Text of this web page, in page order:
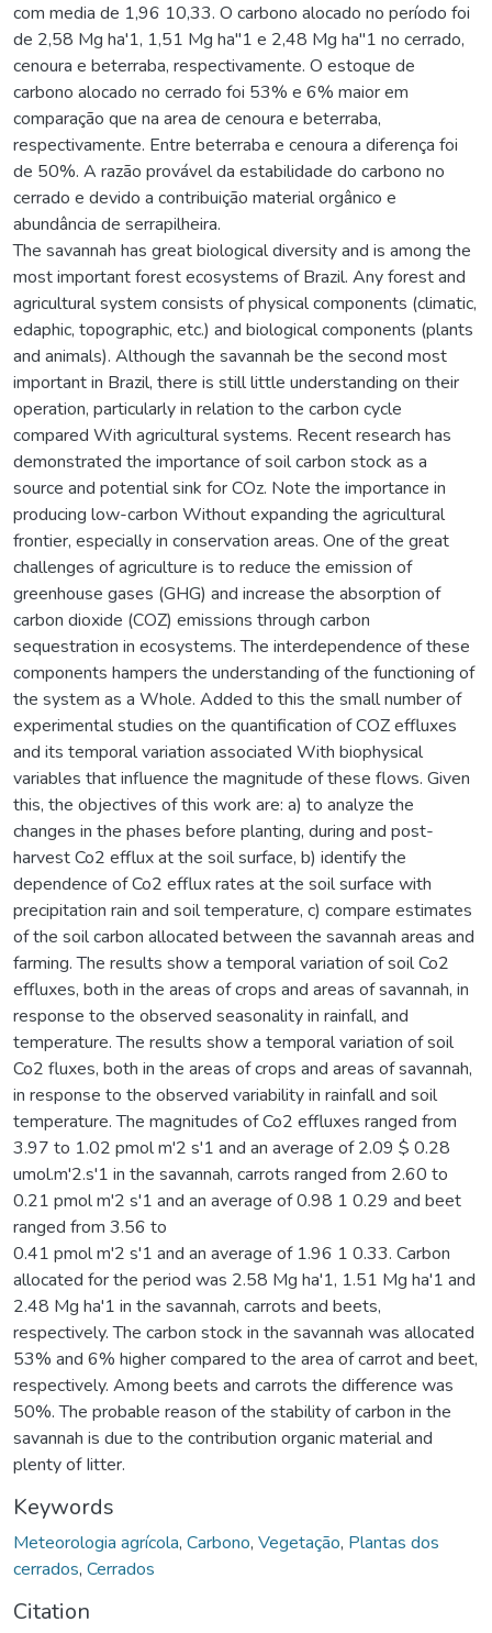
com media de 1,96 10,33. O carbono alocado no período foi
de 2,58 Mg ha'1, 1,51 Mg ha"1 e 2,48 Mg ha"1 no cerrado,
cenoura e beterraba, respectivamente. O estoque de
carbono alocado no cerrado foi 53% e 6% maior em
comparação que na area de cenoura e beterraba,
respectivamente. Entre beterraba e cenoura a diferença foi
de 50%. A razão provável da estabilidade do carbono no
cerrado e devido a contribuição material orgânico e
abundância de serrapilheira.
The savannah has great biological diversity and is among the
most important forest ecosystems of Brazil. Any forest and
agricultural system consists of physical components (climatic,
edaphic, topographic, etc.) and biological components (plants
and animals). Although the savannah be the second most
important in Brazil, there is still little understanding on their
operation, particularly in relation to the carbon cycle
compared With agricultural systems. Recent research has
demonstrated the importance of soil carbon stock as a
source and potential sink for COz. Note the importance in
producing low-carbon Without expanding the agricultural
frontier, especially in conservation areas. One of the great
challenges of agriculture is to reduce the emission of
greenhouse gases (GHG) and increase the absorption of
carbon dioxide (COZ) emissions through carbon
sequestration in ecosystems. The interdependence of these
components hampers the understanding of the functioning of
the system as a Whole. Added to this the small number of
experimental studies on the quantification of COZ effluxes
and its temporal variation associated With biophysical
variables that influence the magnitude of these flows. Given
this, the objectives of this work are: a) to analyze the
changes in the phases before planting, during and post-
harvest Co2 efflux at the soil surface, b) identify the
dependence of Co2 efflux rates at the soil surface with
precipitation rain and soil temperature, c) compare estimates
of the soil carbon allocated between the savannah areas and
farming. The results show a temporal variation of soil Co2
effluxes, both in the areas of crops and areas of savannah, in
response to the observed seasonality in rainfall, and
temperature. The results show a temporal variation of soil
Co2 fluxes, both in the areas of crops and areas of savannah,
in response to the observed variability in rainfall and soil
temperature. The magnitudes of Co2 effluxes ranged from
3.97 to 1.02 pmol m'2 s'1 and an average of 2.09 $ 0.28
umol.m'2.s'1 in the savannah, carrots ranged from 2.60 to
0.21 pmol m'2 s'1 and an average of 0.98 1 0.29 and beet
ranged from 3.56 to
0.41 pmol m'2 s'1 and an average of 1.96 1 0.33. Carbon
allocated for the period was 2.58 Mg ha'1, 1.51 Mg ha'1 and
2.48 Mg ha'1 in the savannah, carrots and beets,
respectively. The carbon stock in the savannah was allocated
53% and 6% higher compared to the area of carrot and beet,
respectively. Among beets and carrots the difference was
50%. The probable reason of the stability of carbon in the
savannah is due to the contribution organic material and
plenty of Iitter.
Keywords
Meteorologia agrícola, Carbono, Vegetação, Plantas dos
cerrados, Cerrados
Citation